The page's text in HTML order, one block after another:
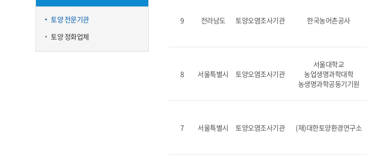
토양 전문기관
토양 정화업체
9 전라남도 토양오염조사기관 한국농어촌공사
8 서울특별시 토양오염조사기관
서울대학교
농업생명과학대학
농생명과학공동기기원
7 서울특별시 토양오염조사기관 (재)대한토양환경연구소